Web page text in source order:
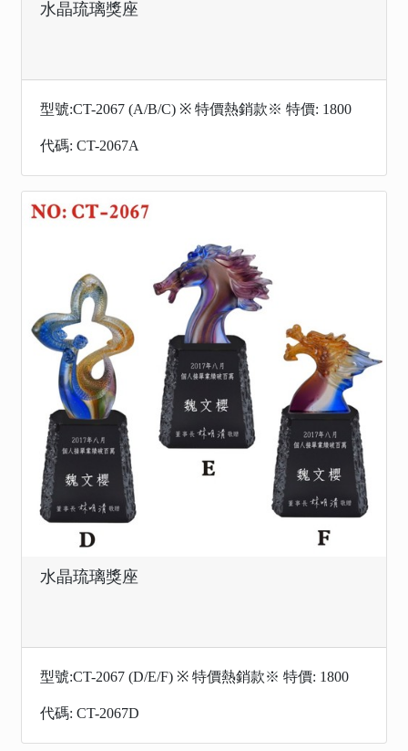
水晶琉璃獎座
型號:CT-2067 (A/B/C) ※ 特價熱銷款※ 特價: 1800
代碼: CT-2067A
水晶琉璃獎座
型號:CT-2067 (D/E/F) ※ 特價熱銷款※ 特價: 1800
代碼: CT-2067D